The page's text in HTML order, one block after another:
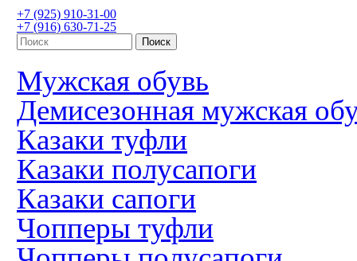
+7 (925) 910-31-00
+7 (916) 630-71-25
Мужская обувь
Демисезонная мужская
Казаки туфли
Казаки полусапоги
Казаки сапоги
Чопперы туфли